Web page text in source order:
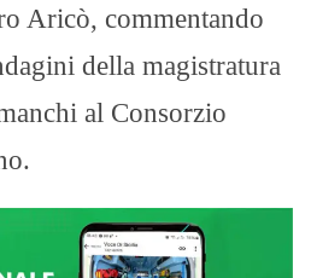
Aricò, commentando
della magistratura
al Consorzio